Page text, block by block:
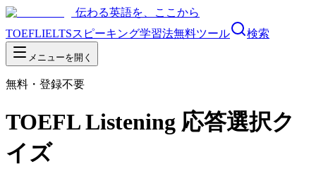
伝わる英語を、ここから
TOEFLIELTSスピーキング学習法無料ツール 検索
メニューを開く
無料・登録不要
TOEFL Listening 応答選択ク
イズ